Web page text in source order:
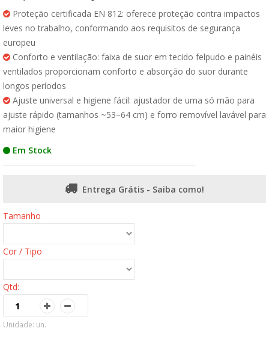
Proteção certificada EN 812: oferece proteção contra impactos
leves no trabalho, conformando aos requisitos de segurança
europeu
Conforto e ventilação: faixa de suor em tecido felpudo e painéis
ventilados proporcionam conforto e absorção do suor durante
longos períodos
Ajuste universal e higiene fácil: ajustador de uma só mão para
ajuste rápido (tamanhos ~53–64 cm) e forro removível lavável para
maior higiene
Em Stock
Entrega Grátis - Saiba como!
Tamanho
Cor / Tipo
Qtd:
Unidade: un.